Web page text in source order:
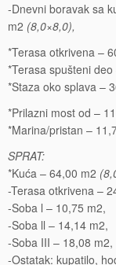
-Dnevni boravak sa
m2 (8,0×8,0),
*Terasa otkrivena –
*Terasa spušteni
*Staza oko splava –
*Prilazni most od –
*Marina/pristan –
SPRAT:
*Kuća – 64,00 m2
-Terasa otkrivena –
-Soba l – 10,75 m2,
-Soba ll – 14,14 m2,
-Soba III – 18,08 m2,
-Ostatak: kupatilo,